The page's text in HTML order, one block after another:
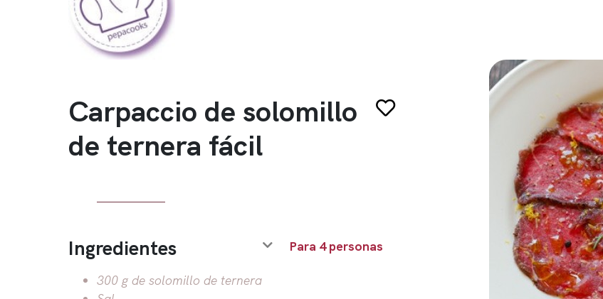
Carpaccio de solomillo
de ternera fácil
Ingredientes Para 4 personas
300 g de solomillo de ternera